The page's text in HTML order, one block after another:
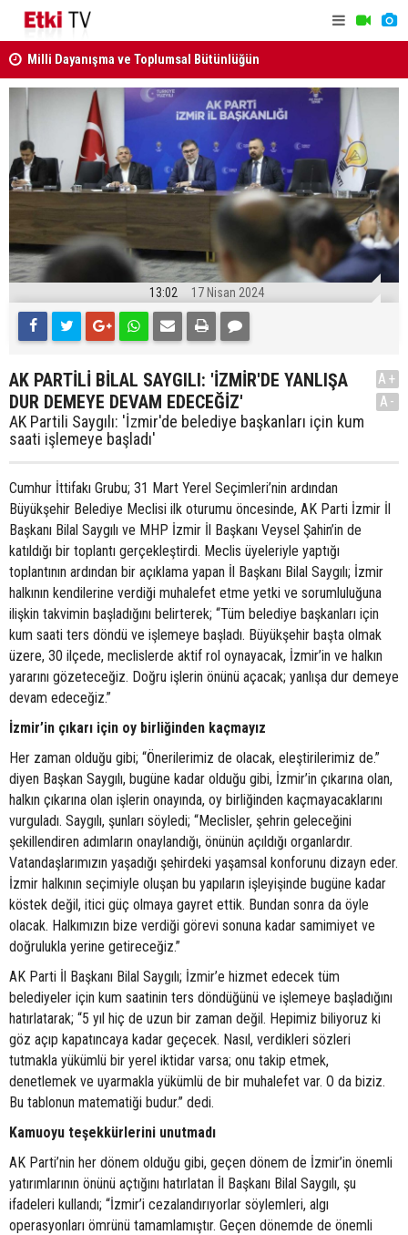
kabul edildi
KURUL KARARLARI RESMİ GAZETE'DE..
13:02 17 Nisan 2024
AK PARTİLİ BİLAL SAYGILI: 'İZMİR'DE YANLIŞA
DUR DEMEYE DEVAM EDECEĞİZ'
AK Partili Saygılı: 'İzmir'de belediye başkanları için kum
saati işlemeye başladı'
A+
A-
Cumhur İttifakı Grubu; 31 Mart Yerel Seçimleri’nin ardından
Büyükşehir Belediye Meclisi ilk oturumu öncesinde, AK Parti İzmir İl
Başkanı Bilal Saygılı ve MHP İzmir İl Başkanı Veysel Şahin’in de
katıldığı bir toplantı gerçekleştirdi. Meclis üyeleriyle yaptığı
toplantının ardından bir açıklama yapan İl Başkanı Bilal Saygılı; İzmir
halkının kendilerine verdiği muhalefet etme yetki ve sorumluluğuna
ilişkin takvimin başladığını belirterek; “Tüm belediye başkanları için
kum saati ters döndü ve işlemeye başladı. Büyükşehir başta olmak
üzere, 30 ilçede, meclislerde aktif rol oynayacak, İzmir’in ve halkın
yararını gözeteceğiz. Doğru işlerin önünü açacak; yanlışa dur demeye
devam edeceğiz.”
İzmir’in çıkarı için oy birliğinden kaçmayız
Her zaman olduğu gibi; “Önerilerimiz de olacak, eleştirilerimiz de.”
diyen Başkan Saygılı, bugüne kadar olduğu gibi, İzmir’in çıkarına olan,
halkın çıkarına olan işlerin onayında, oy birliğinden kaçmayacaklarını
vurguladı. Saygılı, şunları söyledi; “Meclisler, şehrin geleceğini
şekillendiren adımların onaylandığı, önünün açıldığı organlardır.
Vatandaşlarımızın yaşadığı şehirdeki yaşamsal konforunu dizayn eder.
İzmir halkının seçimiyle oluşan bu yapıların işleyişinde bugüne kadar
köstek değil, itici güç olmaya gayret ettik. Bundan sonra da öyle
olacak. Halkımızın bize verdiği görevi sonuna kadar samimiyet ve
doğrulukla yerine getireceğiz.”
AK Parti İl Başkanı Bilal Saygılı; İzmir’e hizmet edecek tüm
belediyeler için kum saatinin ters döndüğünü ve işlemeye başladığını
hatırlatarak; “5 yıl hiç de uzun bir zaman değil. Hepimiz biliyoruz ki
göz açıp kapatıncaya kadar geçecek. Nasıl, verdikleri sözleri
tutmakla yükümlü bir yerel iktidar varsa; onu takip etmek,
denetlemek ve uyarmakla yükümlü de bir muhalefet var. O da biziz.
Bu tablonun matematiği budur.” dedi.
Kamuoyu teşekkürlerini unutmadı
AK Parti’nin her dönem olduğu gibi, geçen dönem de İzmir’in önemli
yatırımlarının önünü açtığını hatırlatan İl Başkanı Bilal Saygılı, şu
ifadeleri kullandı; “İzmir’i cezalandırıyorlar söylemleri, algı
operasyonları ömrünü tamamlamıştır. Geçen dönemde de önemli